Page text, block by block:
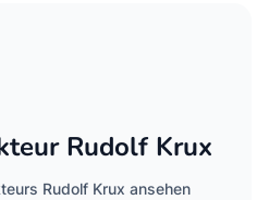
Rudolf Krux
Rudolf Krux ansehen